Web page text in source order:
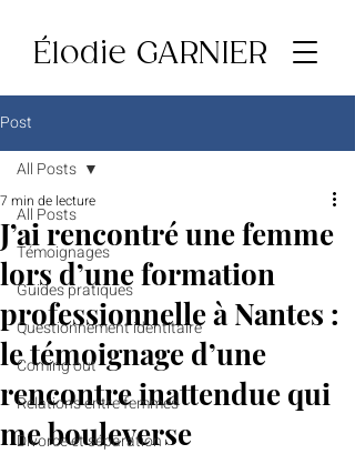
Élodie GARNIER
Post
All Posts
Témoignages
Guides pratiques
Questionnement identitaire
Coming out
Relations entre femmes
Divorce et séparation
All Posts
J’ai rencontré une femme
lors d’une formation
professionnelle à Nantes :
le témoignage d’une
rencontre inattendue qui
me bouleverse
7 min de lecture